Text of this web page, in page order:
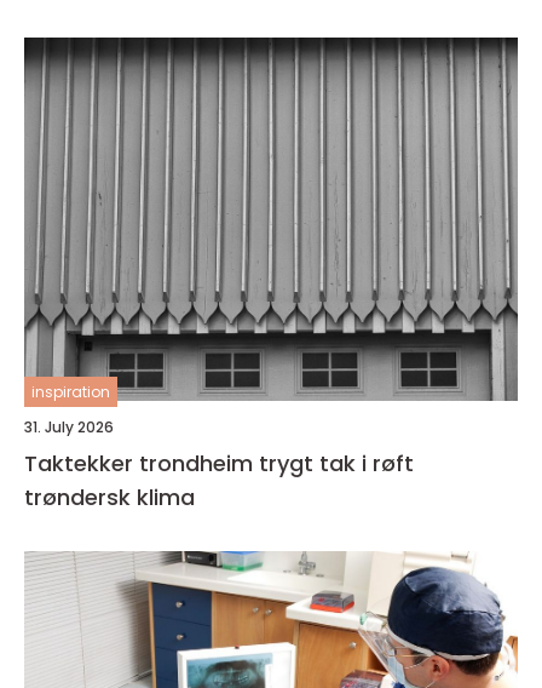
inspiration
31. July 2026
Taktekker trondheim trygt tak i røft
trøndersk klima